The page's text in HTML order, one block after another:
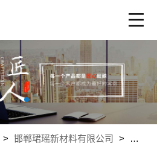
> 邯郸珺瑶新材料有限公司 > 公司